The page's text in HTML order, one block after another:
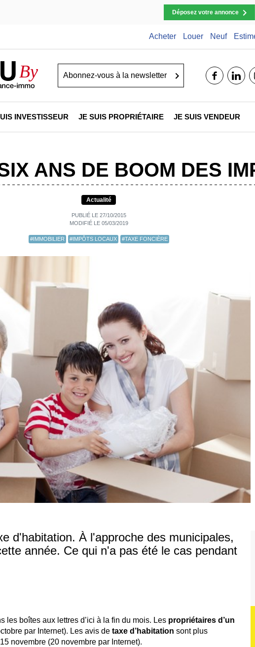
Déposez votre annonce
Acheter Louer Neuf
By
INVESTISSEUR JE SUIS PROPRIÉTAIRE JE SUIS VENDEUR
ANS DE BOOM DES
Actualité
PUBLIÉ LE 27/10/2015
MODIFIÉ LE 05/03/2019
#IMMOBILIER #IMPÔTS LOCAUX #TAXE FONCIÈRE
d'habitation. À l'approche des municipales,
année. Ce qui n'a pas été le cas pendant
les boîtes aux lettres d’ici à la fin du mois. Les propriétaires d’un
par Internet). Les avis de taxe d’habitation sont plus
novembre (20 novembre par Internet).